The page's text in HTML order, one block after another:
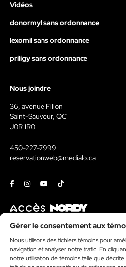
Gérer le consentement aux
Nous utilisons des fichiers témoins pour
navigation et analyser notre trafic. En
notre utilisation de témoins telle que
Vidéos
donormyl sans ordonnance
lexomil sans ordonnance
priligy sans ordonnance
Nous joindre
36, avenue Filion
Saint-Sauveur, QC
J0R 1R0
450-227-7999
reservationweb@medialo.ca
FacebookInstagramYoutubeTiktok
Contact
Kit média
Politique de témoins
donormyl sans ordonnance